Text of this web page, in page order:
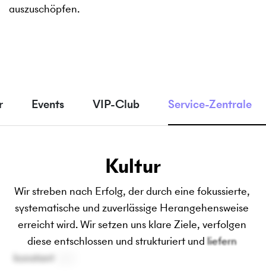
auszuschöpfen.
Events VIP-Club Service-Zentrale
Kultur
Wir streben nach Erfolg, der durch eine fokussierte,
systematische und zuverlässige Herangehensweise
erreicht wird. Wir setzen uns klare Ziele, verfolgen
diese entschlossen und strukturiert und liefern
konstant